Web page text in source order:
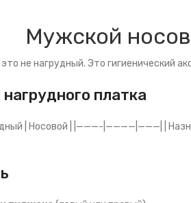
Мужской
не нагрудный. Это гигиенический
платка
| Носовой | |———-|————|———| |